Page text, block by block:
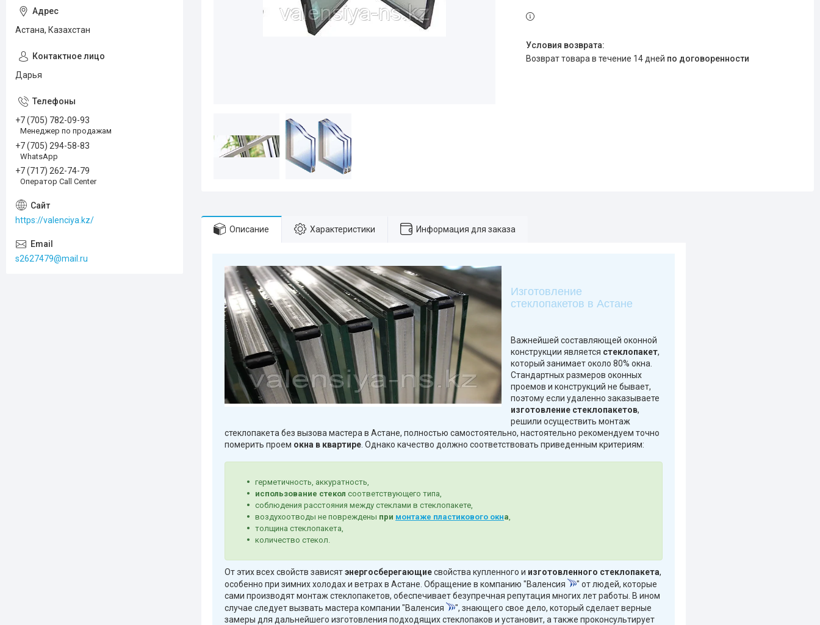
возврат товара в течение 14 дней по договоренности
Описание Характеристики Информация для заказа
Изготовление
стеклопакетов в Астане
Важнейшей составляющей оконной
конструкции является стеклопакет,
который занимает около 80% окна.
Стандартных размеров оконных
проемов и конструкций не бывает,
поэтому если удаленно заказываете
изготовление стеклопакетов,
решили осуществить монтаж
стеклопакета без вызова мастера в Астане, полностью самостоятельно, настоятельно рекомендуем точно
померить проем окна в квартире . Однако качество должно соответствовать приведенным критериям:
герметичность, аккуратность,
использование стекол соответствующего типа,
соблюдения расстояния между стеклами в стеклопакете,
воздухоотводы не повреждены при монтаже пластикового окна
толщина стеклопакета,
количество стекол.
От этих всех свойств зависятэнергосберегающиесвойства купленного и изготовленного стеклопакета,
особенно при зимних холодах и ветрах в Астане. Обращение в компанию "Валенсия " от людей, которые
сами производят монтаж стеклопакетов, обеспечивает безупречная репутация многих лет работы. В ином
случае следует вызвать мастера компании "Валенсия
", знающего свое дело, который сделает верные
замеры для дальнейшего изготовления подходящих стеклопаков и установит, а также проконсультирует
Астана, Казахстан
Дарья
+7 (705) 782-09-93
Менеджер по продажам
+7 (705) 294-58-83
WhatsApp
+7 (717) 262-74-79
Оператор Call Center
https://valenciya.kz/
s2627479@mail.ru